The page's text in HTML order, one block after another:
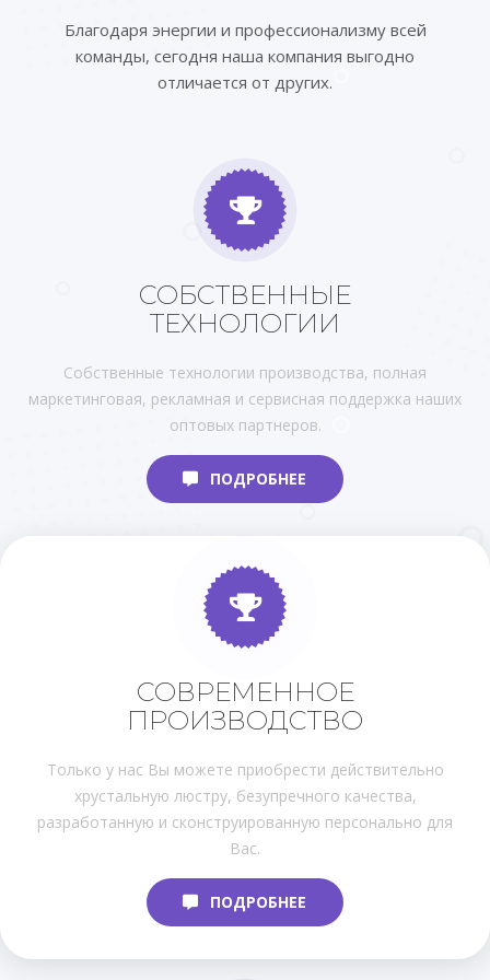
Благодаря энергии и профессионализму всей
команды, сегодня наша компания выгодно
отличается от других.
СОБСТВЕННЫЕ
ТЕХНОЛОГИИ
Собственные технологии производства, полная
маркетинговая, рекламная и сервисная поддержка наших
оптовых партнеров.
ПОДРОБНЕЕ
ПОДРОБНЕЕ
СОВРЕМЕННОЕ
ПРОИЗВОДСТВО
Только у нас Вы можете приобрести действительно
хрустальную люстру, безупречного качества,
разработанную и сконструированную персонально для
Вас.
ПОДРОБНЕЕ
ПОДРОБНЕЕ